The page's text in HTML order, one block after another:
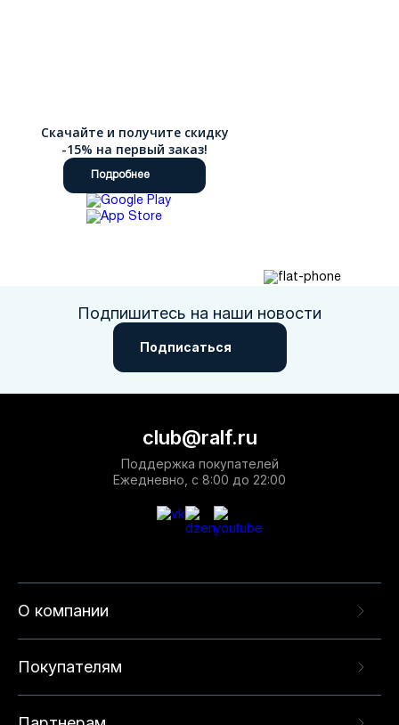
Скачайте и получите скидку
-15% на первый заказ!
Подробнее
Подпишитесь на наши новости
Подписаться
О компании
Покупателям
club@ralf.ru
Поддержка покупателей
Ежедневно, с 8:00 до 22:00